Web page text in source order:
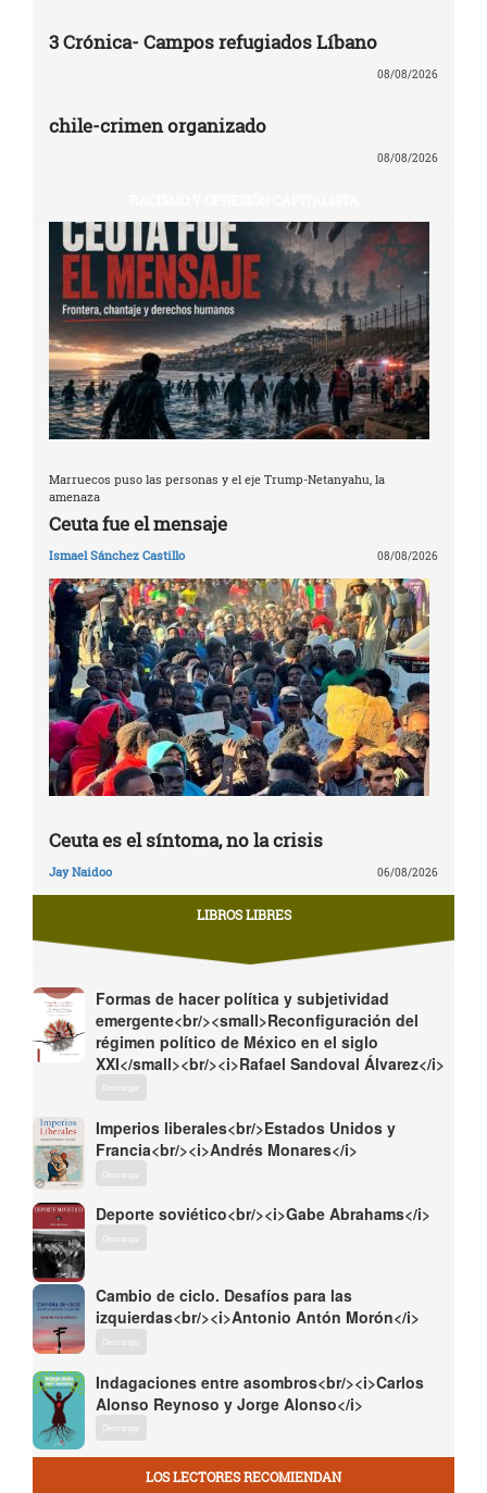
3 Crónica- Campos refugiados Líbano
08/08/2026
chile-crimen organizado
08/08/2026
Marruecos puso las personas y el eje Trump-Netanyahu, la
amenaza
Ceuta fue el mensaje
Ismael Sánchez Castillo 08/08/2026
Ceuta es el síntoma, no la crisis
Jay Naidoo 06/08/2026
LIBROS LIBRES
Formas de hacer política y subjetividad
emergente<br/><small>Reconfiguración del
régimen político de México en el siglo
XXI</small><br/><i>Rafael Sandoval Álvarez</i>
Descargar
Imperios liberales<br/>Estados Unidos y
Francia<br/><i>Andrés Monares</i>
Descargar
Deporte soviético<br/><i>Gabe Abrahams</i>
Descargar
Cambio de ciclo. Desafíos para las
izquierdas<br/><i>Antonio Antón Morón</i>
Descargar
Indagaciones entre asombros<br/><i>Carlos
Alonso Reynoso y Jorge Alonso</i>
Descargar
LOS LECTORES RECOMIENDAN